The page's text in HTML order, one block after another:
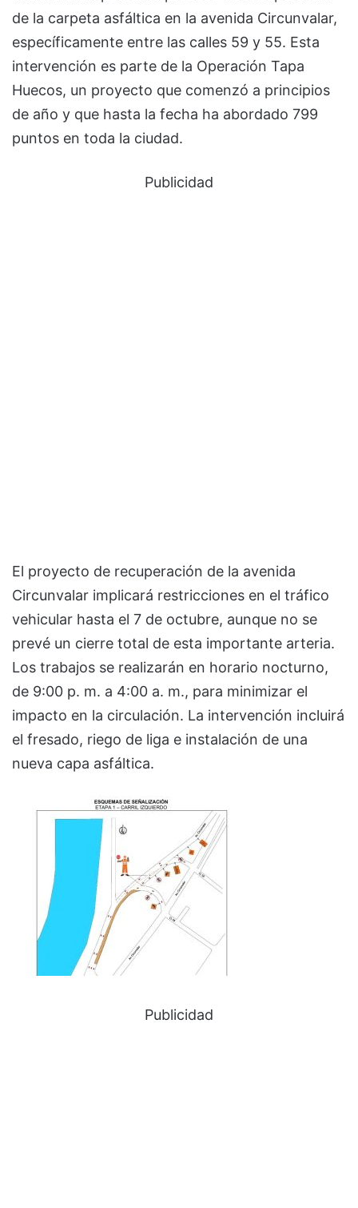
de la carpeta asfáltica en la avenida Circunvalar,
específicamente entre las calles 59 y 55. Esta
intervención es parte de la Operación Tapa
Huecos, un proyecto que comenzó a principios
de año y que hasta la fecha ha abordado 799
puntos en toda la ciudad.
Publicidad
El proyecto de recuperación de la avenida
Circunvalar implicará restricciones en el tráfico
vehicular hasta el 7 de octubre, aunque no se
prevé un cierre total de esta importante arteria.
Los trabajos se realizarán en horario nocturno,
de 9:00 p. m. a 4:00 a. m., para minimizar el
impacto en la circulación. La intervención incluirá
el fresado, riego de liga e instalación de una
nueva capa asfáltica.
Publicidad